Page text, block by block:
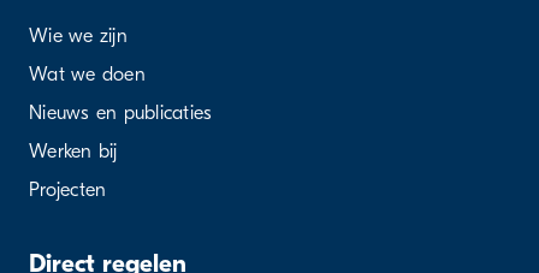
Wie we zijn
Wat we doen
Nieuws en publicaties
Werken bij
Projecten
Direct regelen